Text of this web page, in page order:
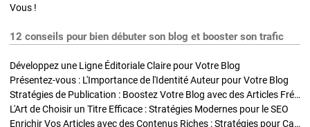
Vous !
12 conseils pour bien débuter son blog et booster son trafic
Développez une Ligne Éditoriale Claire pour Votre Blog
Présentez-vous : L'Importance de l'Identité Auteur pour Votre Blog
Stratégies de Publication : Boostez Votre Blog avec des Articles Fréquents et Exclusifs
L'Art de Choisir un Titre Efficace : Stratégies Modernes pour le SEO
Enrichir Vos Articles avec des Contenus Riches : Stratégies pour Captiver et Optimiser